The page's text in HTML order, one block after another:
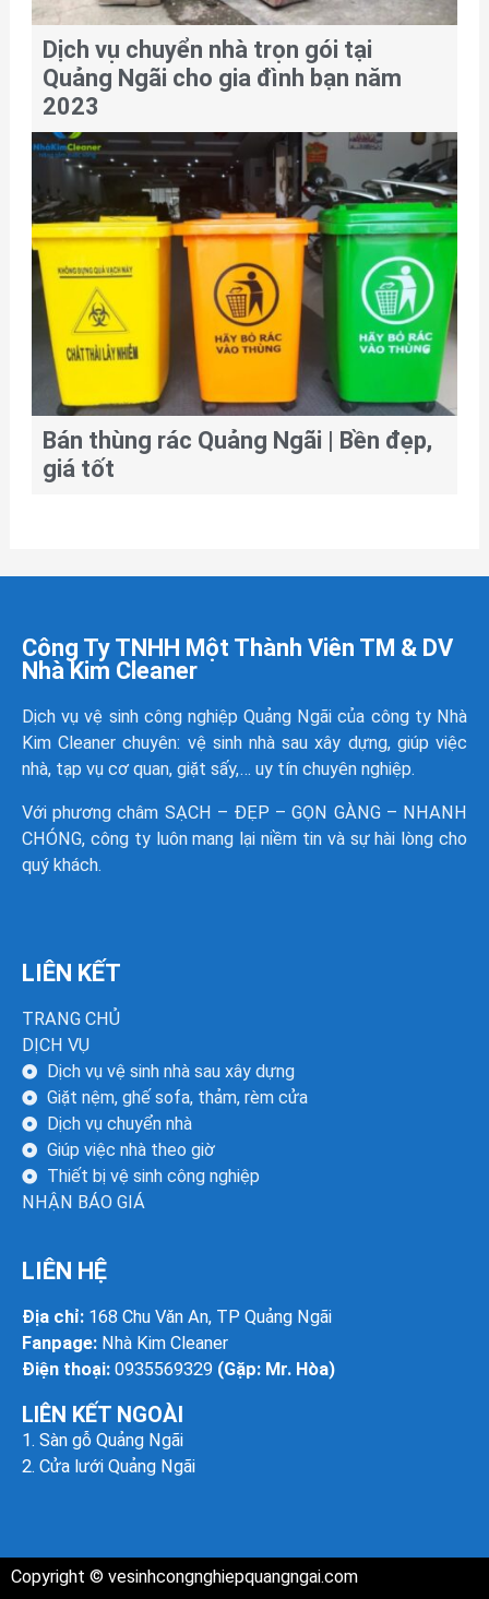
Dịch vụ chuyển nhà trọn gói tại
Quảng Ngãi cho gia đình bạn năm
2023
Bán thùng rác Quảng Ngãi | Bền đẹp,
giá tốt
Công Ty TNHH Một Thành Viên TM & DV
Nhà Kim Cleaner
Dịch vụ vệ sinh công nghiệp Quảng Ngãi của công ty Nhà
Kim Cleaner chuyên: vệ sinh nhà sau xây dựng, giúp việc
nhà, tạp vụ cơ quan, giặt sấy,… uy tín chuyên nghiệp.
Với phương châm SẠCH – ĐẸP – GỌN GÀNG – NHANH
CHÓNG, công ty luôn mang lại niềm tin và sự hài lòng cho
quý khách.
LIÊN KẾT
TRANG CHỦ
DỊCH VỤ
Dịch vụ vệ sinh nhà sau xây dựng
Giặt nệm, ghế sofa, thảm, rèm cửa
Dịch vụ chuyển nhà
Giúp việc nhà theo giờ
Thiết bị vệ sinh công nghiệp
NHẬN BÁO GIÁ
LIÊN HỆ
Địa chỉ: 168 Chu Văn An, TP Quảng Ngãi
Fanpage: Nhà Kim Cleaner
Điện thoại: 0935569329 (Gặp: Mr. Hòa)
LIÊN KẾT NGOÀI
1. Sàn gỗ Quảng Ngãi
2. Cửa lưới Quảng Ngãi
Copyright © vesinhcongnghiepquangngai.com